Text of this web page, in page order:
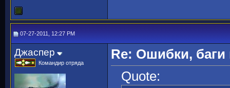
07-27-2011, 12:27 PM
Джаспер
Командир отряда
Re: Ошибки, баги
Quote: